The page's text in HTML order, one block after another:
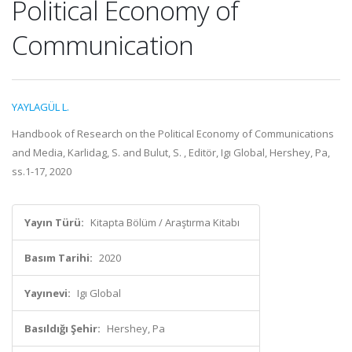
Political Economy of
Communication
YAYLAGÜL L.
Handbook of Research on the Political Economy of Communications
and Media, Karlidag, S. and Bulut, S. , Editör, Igı Global, Hershey, Pa,
ss.1-17, 2020
Yayın Türü: Kitapta Bölüm / Araştırma Kitabı
Basım Tarihi: 2020
Yayınevi: Igı Global
Basıldığı Şehir: Hershey, Pa